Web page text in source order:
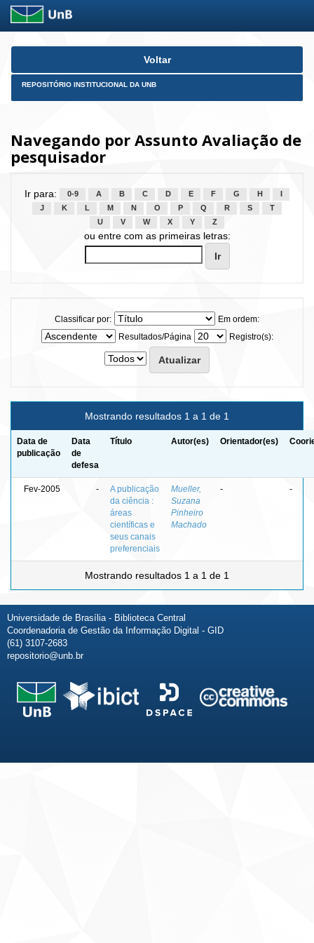
Skip
Voltar
REPOSITÓRIO INSTITUCIONAL DA UNB
Navegando por Assunto Avaliação de
pesquisador
Ir para: 0-9 A B C D E F G H
J
K L M N O P Q R S
T
U
V W X Y Z
ou entre com as primeiras letras:
Classificar por:
Em ordem:
Resultados/Página
Registro(s):
Mostrando resultados 1 a 1 de 1
Data de
publicação
Data
de
defesa
Título Autor(es) Orientador(es)
Fev-2005 -
A publicação
da ciência :
áreas
científicas e
seus canais
preferenciais
Mueller,
Suzana
Pinheiro
Machado
- -
Mostrando resultados 1 a 1 de 1
Universidade de Brasília - Biblioteca Central
Coordenadoria de Gestão da Informação Digital - GID
(61) 3107-2683
repositorio@unb.br